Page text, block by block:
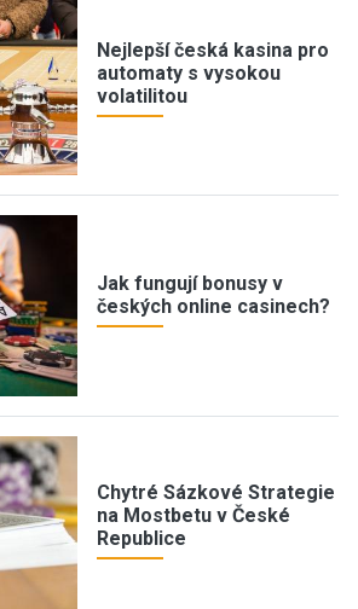
Nejlepší česká kasina pro
automaty s vysokou
volatilitou
Jak fungují bonusy v
českých online casinech?
Chytré Sázkové Strategie
na Mostbetu v České
Republice